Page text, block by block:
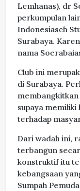
Lemhanas), dr
perkumpulan
Indonesiasch
Surabaya.
nama
Club ini
di Surabaya.
supaya
terhadap
Dari wadah ini,
terbangun
konstruktif itu
kebangsaan
Sumpah